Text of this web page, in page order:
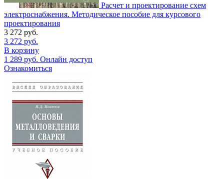
Расчет и проектирование схем
электроснабжения. Методическое пособие для курсового
проектирования
3 272 руб.
3 272 руб.
В корзину
1 289 руб. Онлайн доступ
Ознакомиться